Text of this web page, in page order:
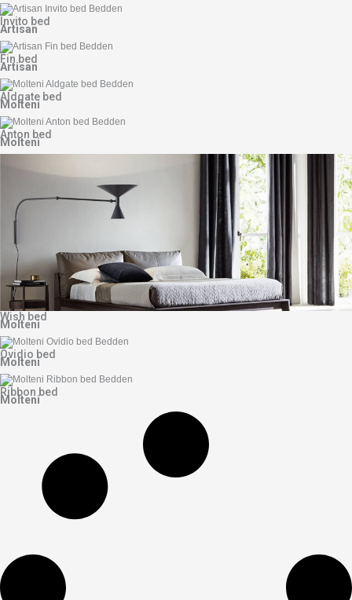
Invito bed
Artisan
Fin bed
Artisan
Aldgate bed
Molteni
Anton bed
Molteni
Wish bed
Molteni
Ovidio bed
Molteni
Ribbon bed
Molteni